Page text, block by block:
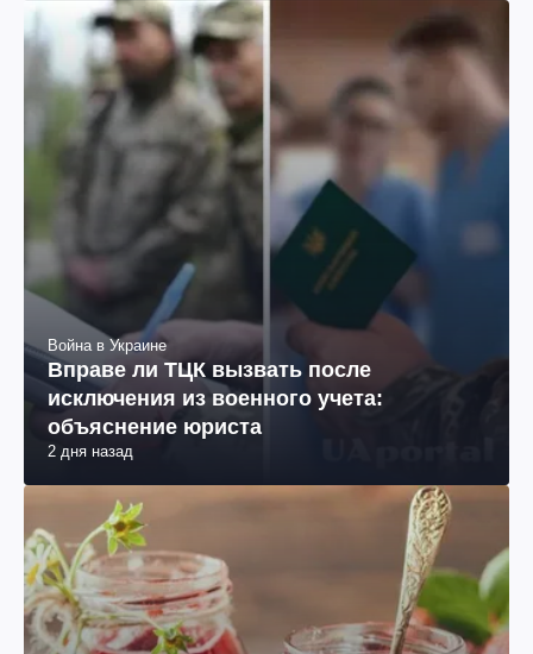
Война в Украине
Вправе ли ТЦК вызвать после
исключения из военного учета:
объяснение юриста
2 дня назад